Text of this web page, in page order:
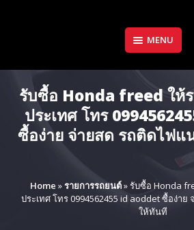
MENU
รับซื้อ Honda freed ให้
ประเทศ โทร
ซื้อง่าย จ่ายสด รถติดไฟ
Home »รายการรถยนต์»รับซื้อ Honda
ประเทศ โทร 0994562455 id aoddet ซื้อง่า
ให้ทันที